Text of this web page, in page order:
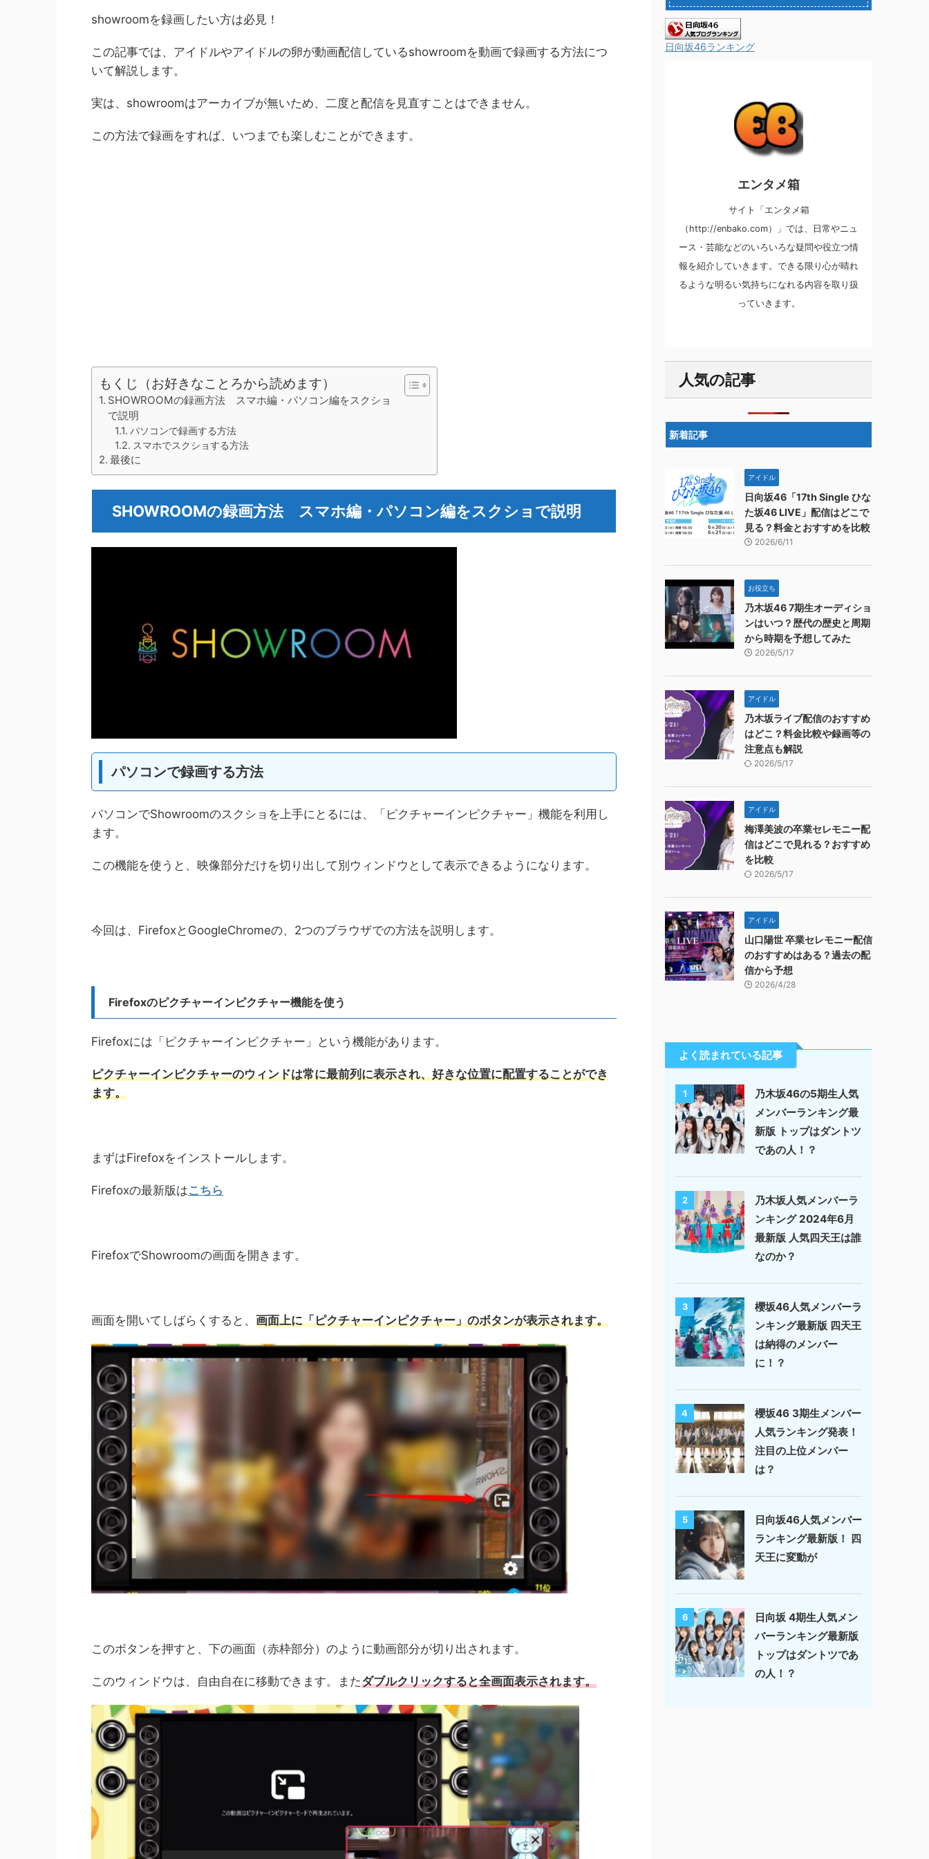
showroomを録画したい方は必見！
この記事では、アイドルやアイドルの卵が動画配信しているshowroomを動画で録画する方法につ
いて解説します。
実は、showroomはアーカイブが無いため、二度と配信を見直すことはできません。
この方法で録画をすれば、いつまでも楽しむことができます。
もくじ（お好きなことろから読めます）
SHOWROOMの録画方法 スマホ編・パソコン編をスクショ
で説明
パソコンで録画する方法
スマホでスクショする方法
最後に
SHOWROOMの録画方法 スマホ編・パソコン編をスクショで説明
パソコンで録画する方法
パソコンでShowroomのスクショを上手にとるには、「ピクチャーインピクチャー」機能を利用し
ます。
この機能を使うと、映像部分だけを切り出して別ウィンドウとして表示できるようになります。
今回は、FirefoxとGoogleChromeの、2つのブラウザでの方法を説明します。
Firefoxのピクチャーインピクチャー機能を使う
Firefoxには「ピクチャーインピクチャー」という機能があります。
ピクチャーインピクチャーのウィンドは常に最前列に表示され、好きな位置に配置することができ
ます。
まずはFirefoxをインストールします。
Firefoxの最新版はこちら
FirefoxでShowroomの画面を開きます。
画面を開いてしばらくすると、 画面上に「ピクチャーインピクチャー」のボタンが表示されます。
このボタンを押すと、下の画面（赤枠部分）のように動画部分が切り出されます。
このウィンドウは、自由自在に移動できます。またダブルクリックすると全画面表示されます。
日向坂46ランキング
エンタメ箱
サイト「エンタメ箱
（http://enbako.com）」では、日常やニュ
ース・芸能などのいろいろな疑問や役立つ情
報を紹介していきます。できる限り心が晴れ
るような明るい気持ちになれる内容を取り扱
っていきます。
人気の記事
新着記事
アイドル
日向坂46「17th Single ひな
た坂46 LIVE」配信はどこで
見る？料金とおすすめを比較
2026/6/11
お役立ち
乃木坂46 7期生オーディショ
ンはいつ？歴代の歴史と周期
から時期を予想してみた
2026/5/17
アイドル
乃木坂ライブ配信のおすすめ
はどこ？料金比較や録画等の
注意点も解説
2026/5/17
アイドル
梅澤美波の卒業セレモニー配
信はどこで見れる？おすすめ
を比較
2026/5/17
アイドル
山口陽世 卒業セレモニー配信
のおすすめはある？過去の配
信から予想
2026/4/28
よく読まれている記事
1
乃木坂46の5期生人気
メンバーランキング最
新版 トップはダントツ
であの人！？
2
乃木坂人気メンバーラ
ンキング 2024年6月
最新版 人気四天王は誰
なのか？
3
櫻坂46人気メンバーラ
ンキング最新版 四天王
は納得のメンバー
に！？
4
櫻坂46 3期生メンバー
人気ランキング発表！
注目の上位メンバー
は？
5
日向坂46人気メンバー
ランキング最新版！ 四
天王に変動が
6
日向坂 4期生人気メン
バーランキング最新版
トップはダントツであ
の人！？